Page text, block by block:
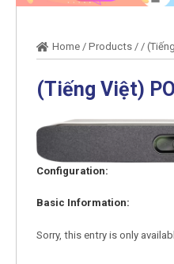
Home / Products / /
(Tiếng Việt)
Configuration:
Basic Information:
Sorry, this entry is only